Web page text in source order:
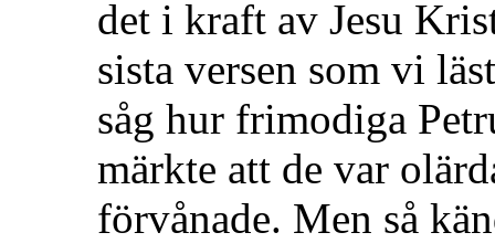
det i kraft av Jesu
sista versen som vi
såg hur frimodiga
märkte att de var
förvånade. Men så